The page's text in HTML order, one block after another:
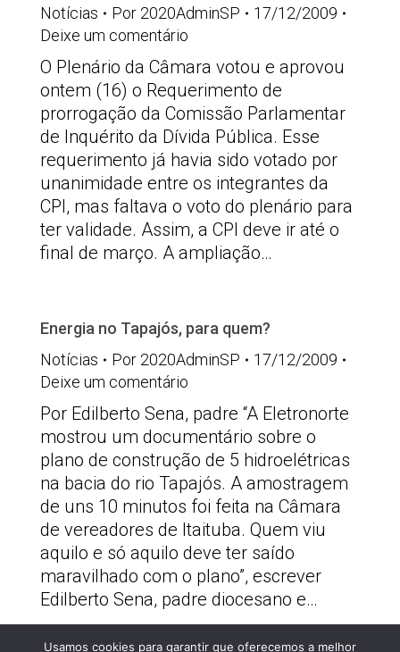
Notícias
Por 2020AdminSP
17/12/2009
Deixe um comentário
O Plenário da Câmara votou e aprovou
ontem (16) o Requerimento de
prorrogação da Comissão Parlamentar
de Inquérito da Dívida Pública. Esse
requerimento já havia sido votado por
unanimidade entre os integrantes da
CPI, mas faltava o voto do plenário para
ter validade. Assim, a CPI deve ir até o
final de março. A ampliação…
Energia no Tapajós, para quem?
Notícias
Por 2020AdminSP
17/12/2009
Deixe um comentário
Por Edilberto Sena, padre “A Eletronorte
mostrou um documentário sobre o
plano de construção de 5 hidroelétricas
na bacia do rio Tapajós. A amostragem
de uns 10 minutos foi feita na Câmara
de vereadores de Itaituba. Quem viu
aquilo e só aquilo deve ter saído
maravilhado com o plano”, escrever
Edilberto Sena, padre diocesano e…
Usamos cookies para garantir que oferecemos a melhor